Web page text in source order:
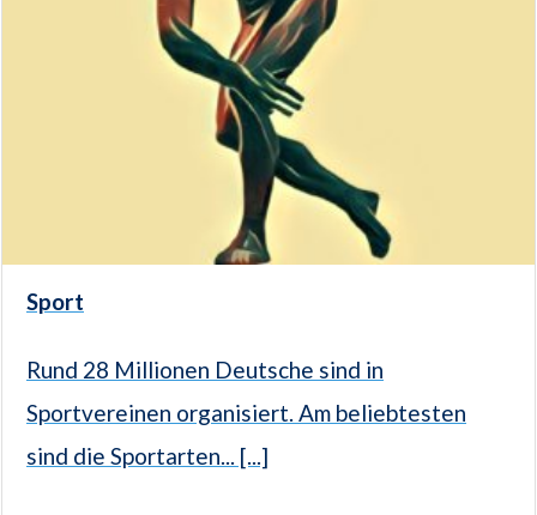
Sport
Rund 28 Millionen Deutsche sind in
Sportvereinen organisiert. Am beliebtesten
sind die Sportarten... [...]